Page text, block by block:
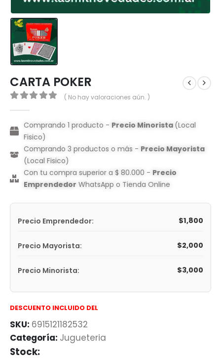
CARTA POKER
( No hay valoraciones aún. )
Comprando 1 producto - Precio Minorista (Local
Fisico)
Comprando 3 productos o más - Precio Mayorista
(Local Fisico)
Con tu compra superior a $ 80.000 - Precio
Emprendedor WhatsApp o Tienda Online
Precio Emprendedor: $1,800
Precio Mayorista: $2,000
Precio Minorista: $3,000
DESCUENTO INCLUIDO DEL
SKU: 6915121182532
Categoría: Jugueteria
Stock: